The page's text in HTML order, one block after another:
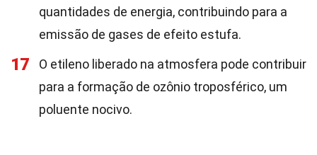
quantidades de energia, contribuindo para a
emissão de gases de efeito estufa.
17
O etileno liberado na atmosfera pode contribuir
para a formação de ozônio troposférico, um
poluente nocivo.